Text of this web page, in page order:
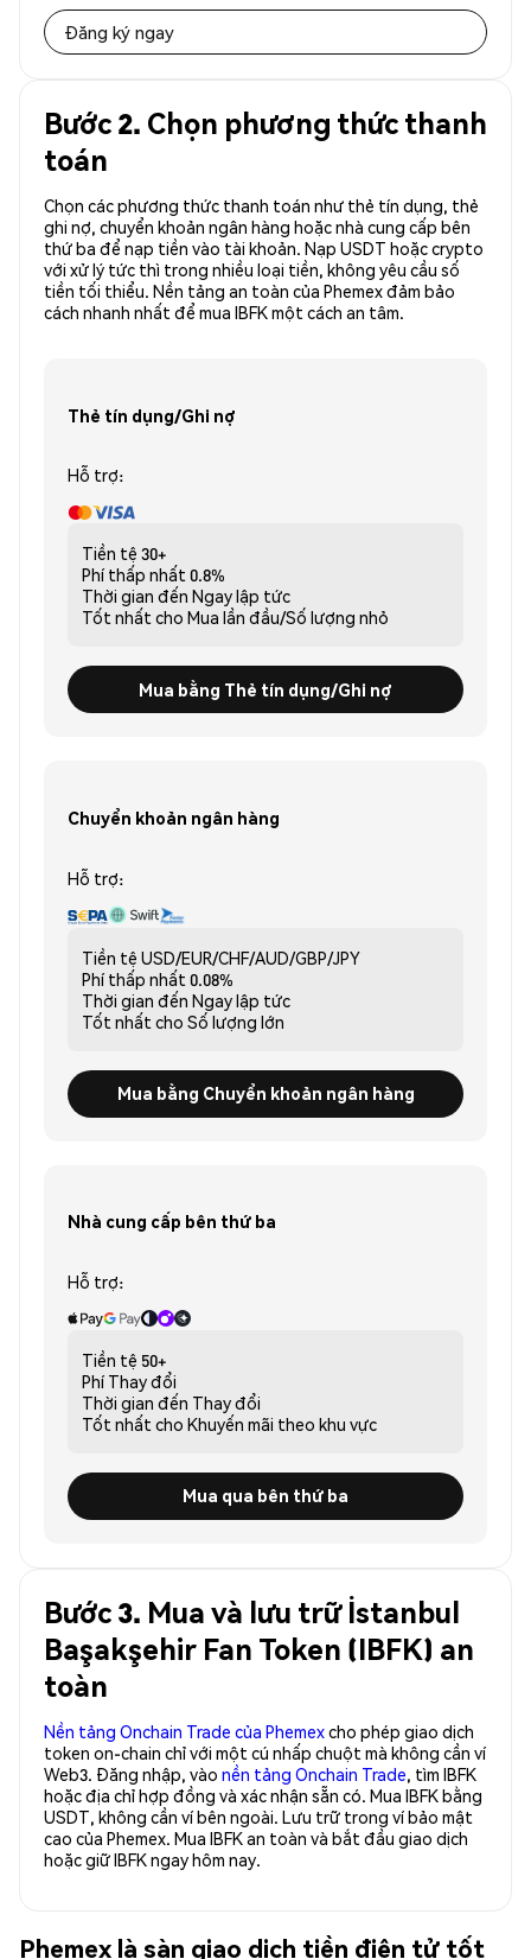
Đăng ký ngay
Bước 2. Chọn phương thức thanh
toán
Chọn các phương thức thanh toán như thẻ tín dụng, thẻ
ghi nợ, chuyển khoản ngân hàng hoặc nhà cung cấp bên
thứ ba để nạp tiền vào tài khoản. Nạp USDT hoặc crypto
với xử lý tức thì trong nhiều loại tiền, không yêu cầu số
tiền tối thiểu. Nền tảng an toàn của Phemex đảm bảo
cách nhanh nhất để mua IBFK một cách an tâm.
Thẻ tín dụng/Ghi nợ
Hỗ trợ:
Tiền tệ 30+
Phí thấp nhất 0.8%
Thời gian đến Ngay lập tức
Tốt nhất cho Mua lần đầu/Số lượng nhỏ
Mua bằng Thẻ tín dụng/Ghi nợ
Chuyển khoản ngân hàng
Hỗ trợ:
Tiền tệ USD/EUR/CHF/AUD/GBP/JPY
Phí thấp nhất 0.08%
Thời gian đến Ngay lập tức
Tốt nhất cho Số lượng lớn
Mua bằng Chuyển khoản ngân hàng
Nhà cung cấp bên thứ ba
Hỗ trợ:
Tiền tệ 50+
Phí Thay đổi
Thời gian đến Thay đổi
Tốt nhất cho Khuyến mãi theo khu vực
Mua qua bên thứ ba
Bước 3. Mua và lưu trữ İstanbul
Başakşehir Fan Token (IBFK) an
toàn
Nền tảng Onchain Trade của Phemexcho phép giao dịch
token on-chain chỉ với một cú nhấp chuột mà không cần ví
Web3. Đăng nhập, vào nền tảng Onchain Trade, tìm IBFK
hoặc địa chỉ hợp đồng và xác nhận sẵn có. Mua IBFK bằng
USDT, không cần ví bên ngoài. Lưu trữ trong ví bảo mật
cao của Phemex. Mua IBFK an toàn và bắt đầu giao dịch
hoặc giữ IBFK ngay hôm nay.
Phemex là sàn giao dịch tiền điện tử tốt